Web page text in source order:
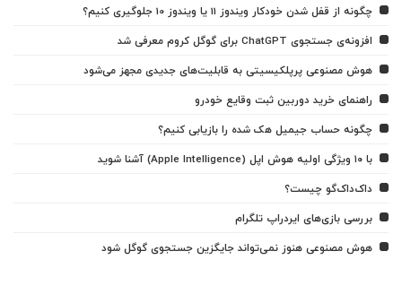
چگونه از قفل شدن خودکار ویندوز 11 یا ویندوز 10 جلوگیری کنیم؟
افزونه‌ی جستجوی ChatGPT برای گوگل کروم معرفی شد
هوش مصنوعی پرپلکیسیتی به قابلیت‌های جدیدی مجهز می‌شود
راهنمای خرید دوربین ثبت وقایع خودرو
چگونه حساب جیمیل هک شده را بازیابی کنیم؟
با ۱۰ ویژگی اولیه هوش اپل (Apple Intelligence) آشنا شوید
داک‌داک‌گو چیست؟
بررسی بازی‌های ایردراپ تلگرام
هوش مصنوعی هنوز نمی‌تواند جایگزین جستجوی گوگل شود